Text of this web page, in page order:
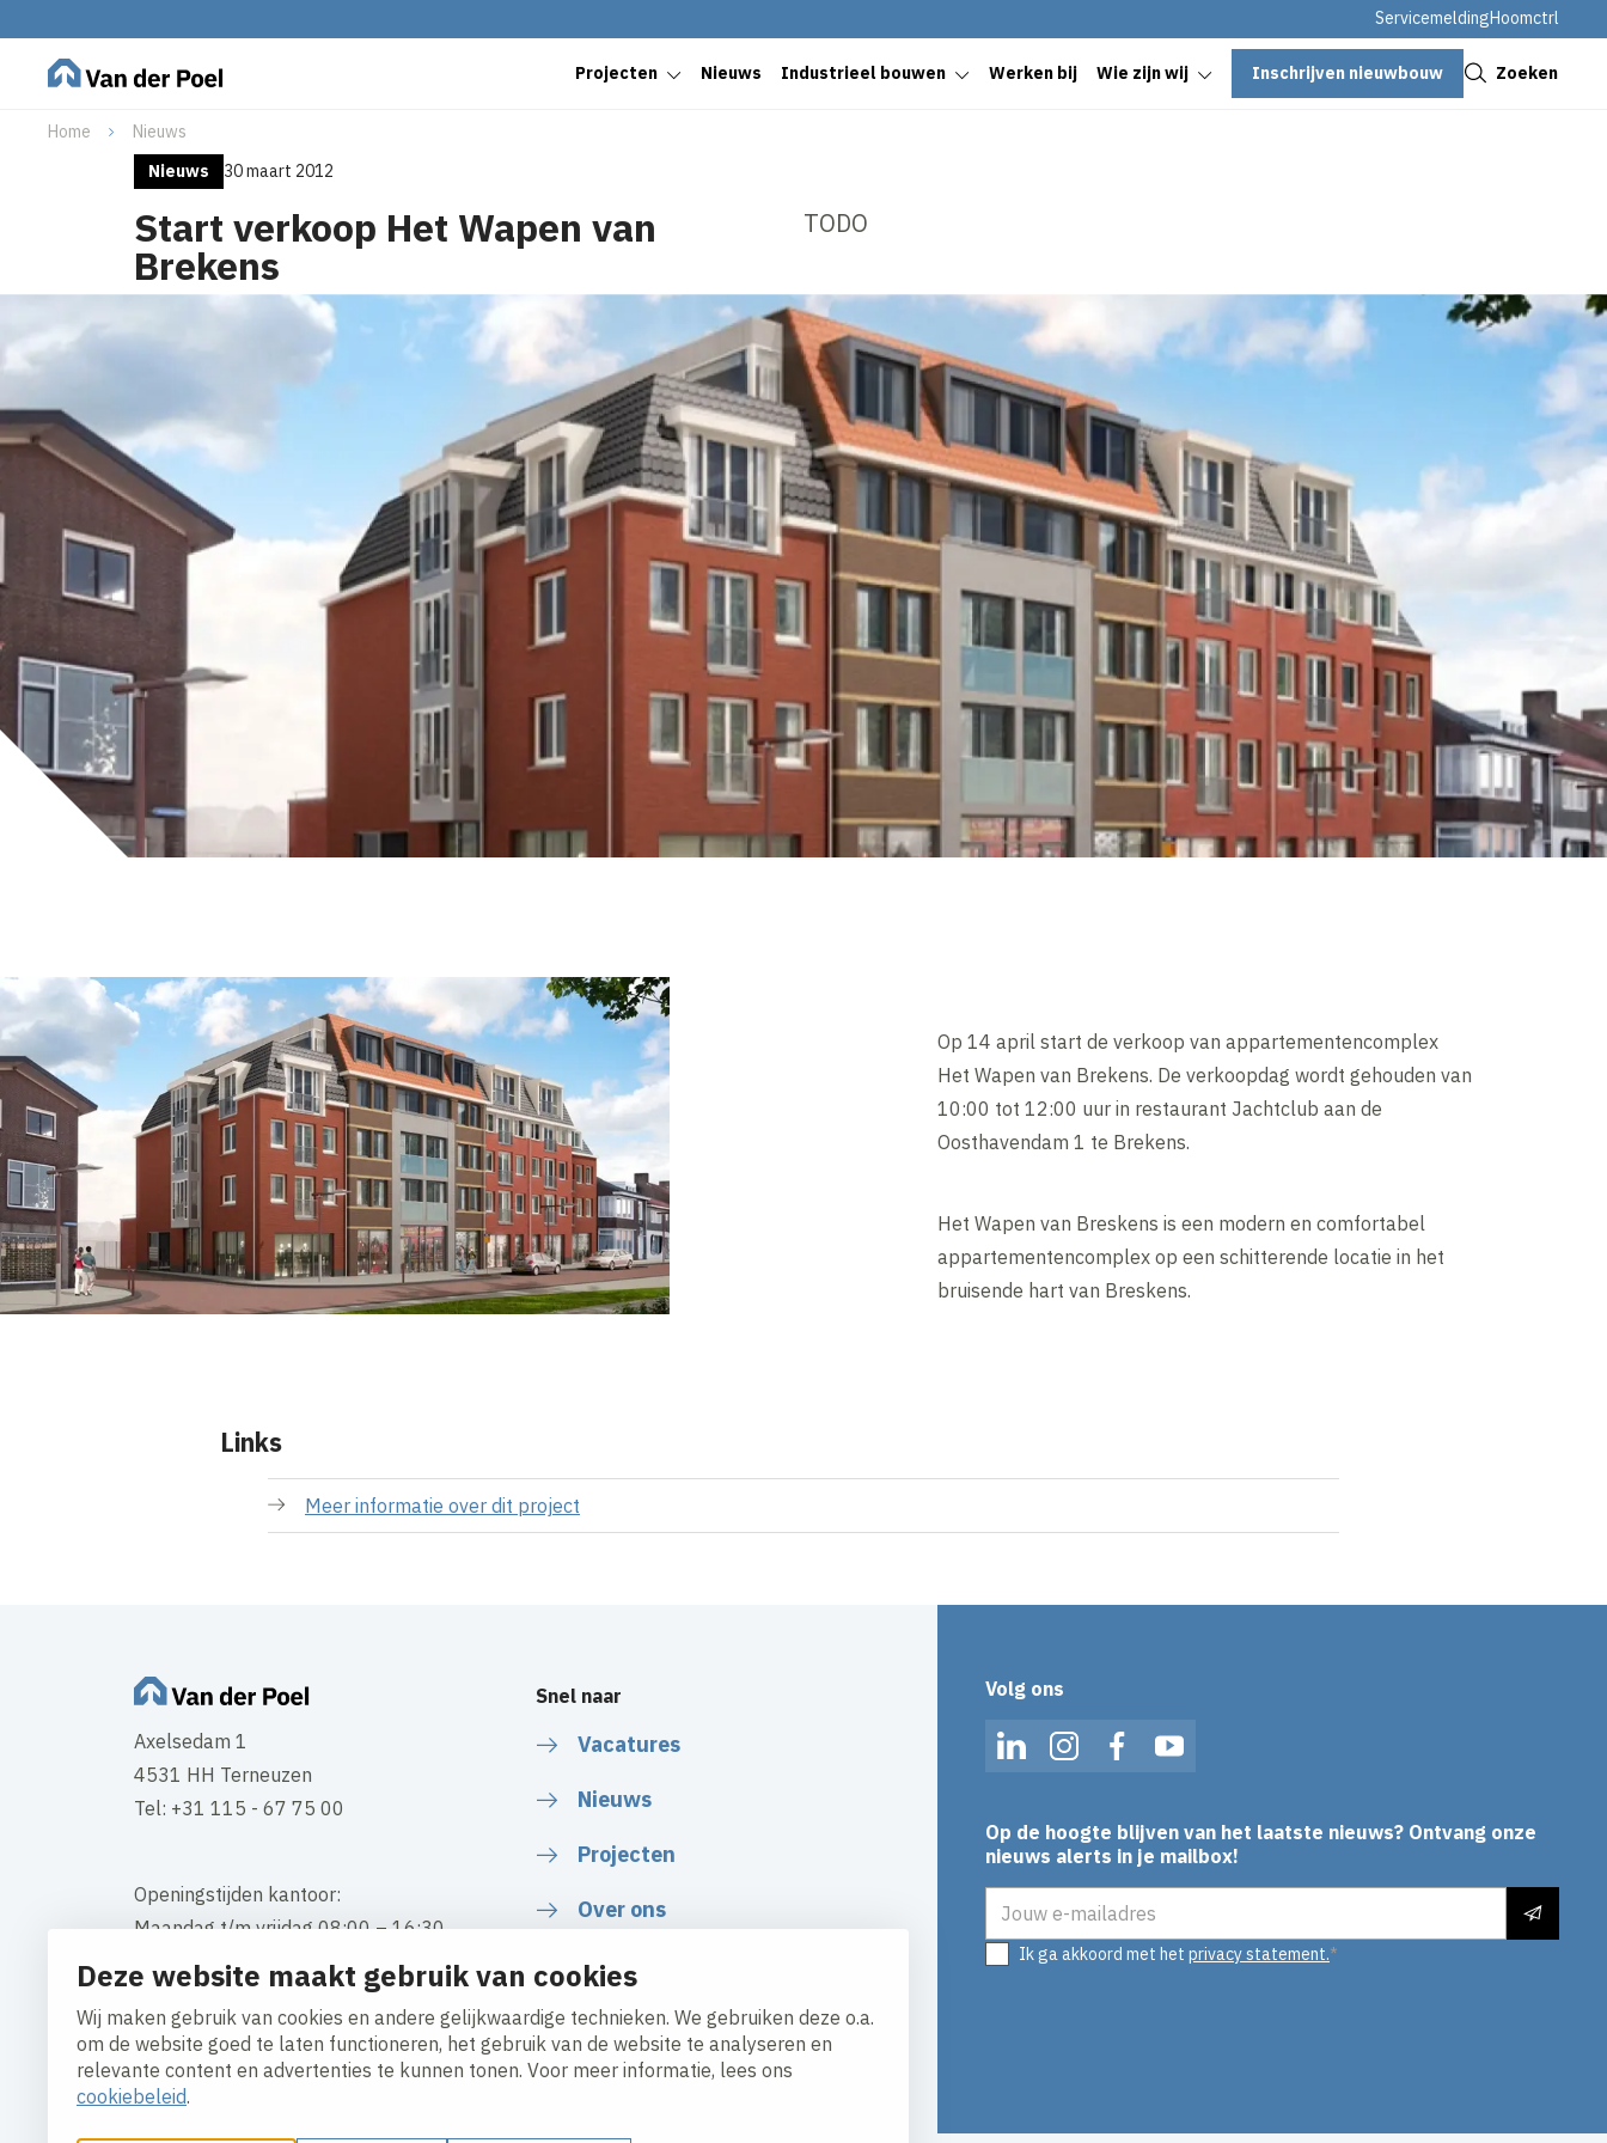
Deze website maakt gebruik van cookies
Wij maken gebruik van cookies en andere gelijkwaardige technieken. We gebruiken deze o.a.
om de website goed te laten functioneren, het gebruik van de website te analyseren en
relevante content en advertenties te kunnen tonen. Voor meer informatie, lees ons
cookiebeleid.
ServicemeldingHoomctrl
Projecten Nieuws Industrieel bouwen Werken bij Wie zijn wij Inschrijven nieuwbouw Zoeken
Home
Nieuws
Nieuws
30 maart 2012
Start verkoop Het Wapen van
Brekens
TODO
Op 14 april start de verkoop van appartementencomplex
Het Wapen van Brekens. De verkoopdag wordt gehouden van
10:00 tot 12:00 uur in restaurant Jachtclub aan de
Oosthavendam 1 te Brekens.
Het Wapen van Breskens is een modern en comfortabel
appartementencomplex op een schitterende locatie in het
bruisende hart van Breskens.
Links
Meer informatie over dit project
Axelsedam 1
4531 HH Terneuzen
Tel: +31 115 - 67 75 00
Openingstijden kantoor:
Maandag t/m vrijdag 08:00 – 16:30
Contact
Snel naar
Vacatures
Nieuws
Projecten
Over ons
Volg ons
LinkedInInstagramFacebookYouTube
Op de hoogte blijven van het laatste nieuws? Ontvang onze
nieuws alerts in je mailbox!
Ik ga akkoord met het privacy statement.
Sluiten